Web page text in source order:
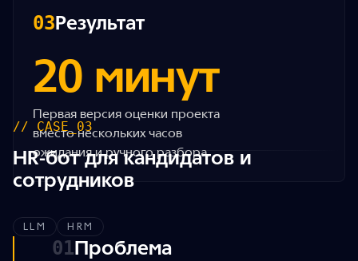
03Результат
20 минут
Первая версия оценки проекта
вместо нескольких часов
ожидания и ручного разбора.
// CASE_03
HR-бот для кандидатов и
сотрудников
LLM HRM
01Проблема